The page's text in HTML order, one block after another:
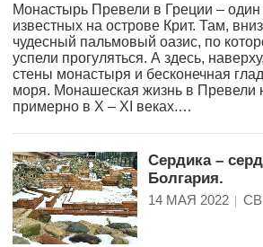
Монастырь Превели в Греции –
известных на острове Крит. Там,
чудесный пальмовый оазис, по
успели прогуляться. А здесь,
стены монастыря и бесконечная
моря. Монашеская жизнь в Превели
примерно в X – XI веках.…
Сердика –
Болгария.
14 МАЯ 2022